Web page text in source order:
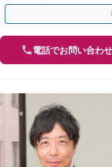
い交渉により、最善の解決へ
電話でお問い合わせ